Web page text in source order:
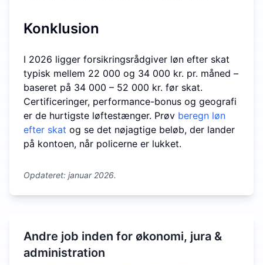
Konklusion
I 2026 ligger forsikringsrådgiver løn efter skat
typisk mellem 22 000 og 34 000 kr. pr. måned –
baseret på 34 000 – 52 000 kr. før skat.
Certificeringer, performance-bonus og geografi
er de hurtigste løftestænger. Prøv beregn løn
efter skat og se det nøjagtige beløb, der lander
på kontoen, når policerne er lukket.
Opdateret: januar 2026.
Andre job inden for økonomi, jura &
administration